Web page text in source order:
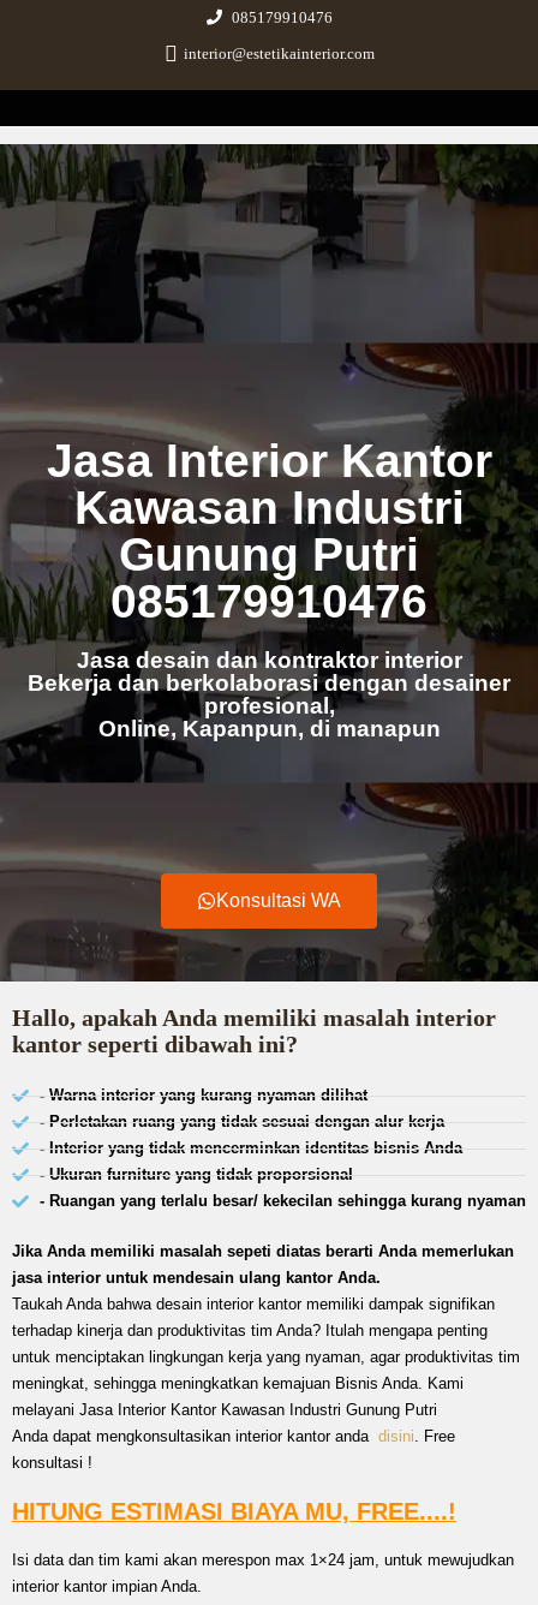
085179910476
interior@estetikainterior.com
Estetika Interior
Design & Build Consultant
Jasa Interior Kantor
Kawasan Industri
Gunung Putri
085179910476
Jasa desain dan kontraktor interior
Bekerja dan berkolaborasi dengan desainer
profesional,
Online, Kapanpun, di manapun
Konsultasi WA
Hallo, apakah Anda memiliki masalah interior
kantor seperti dibawah ini?
- Warna interior yang kurang nyaman dilihat
- Perletakan ruang yang tidak sesuai dengan alur kerja
- Interior yang tidak mencerminkan identitas bisnis Anda
- Ukuran furniture yang tidak proporsional
- Ruangan yang terlalu besar/ kekecilan sehingga kurang nyaman
Jika Anda memiliki masalah sepeti diatas berarti Anda memerlukan
jasa interior untuk mendesain ulang kantor Anda.
Taukah Anda bahwa desain interior kantor memiliki dampak signifikan
terhadap kinerja dan produktivitas tim Anda? Itulah mengapa penting
untuk menciptakan lingkungan kerja yang nyaman, agar produktivitas tim
meningkat, sehingga meningkatkan kemajuan Bisnis Anda. Kami
melayani Jasa Interior Kantor Kawasan Industri Gunung Putri
Anda dapat mengkonsultasikan interior kantor anda disini. Free
konsultasi !
HITUNG ESTIMASI BIAYA MU, FREE....!
Isi data dan tim kami akan merespon max 1×24 jam, untuk mewujudkan
interior kantor impian Anda.